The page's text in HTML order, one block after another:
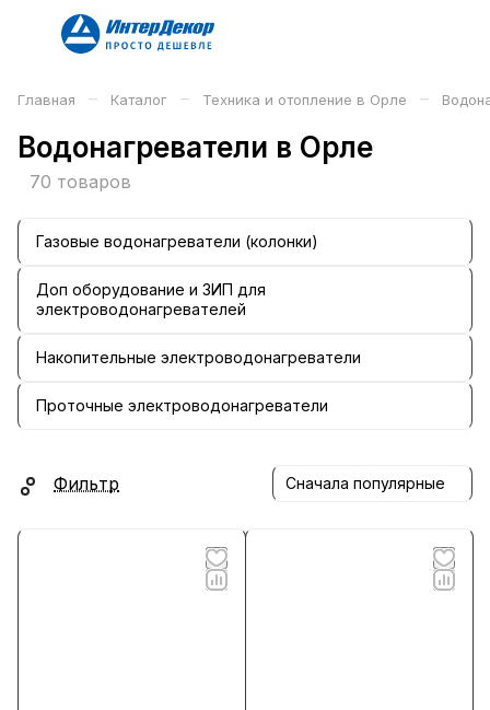
Главная – Каталог – Техника и отопление в Орле –
Водонагреватели в Орле
70 товаров
Газовые водонагреватели (колонки)
Доп оборудование и ЗИП для
электроводонагревателей
Накопительные электроводонагреватели
Проточные электроводонагреватели
Фильтр Сначала популярные